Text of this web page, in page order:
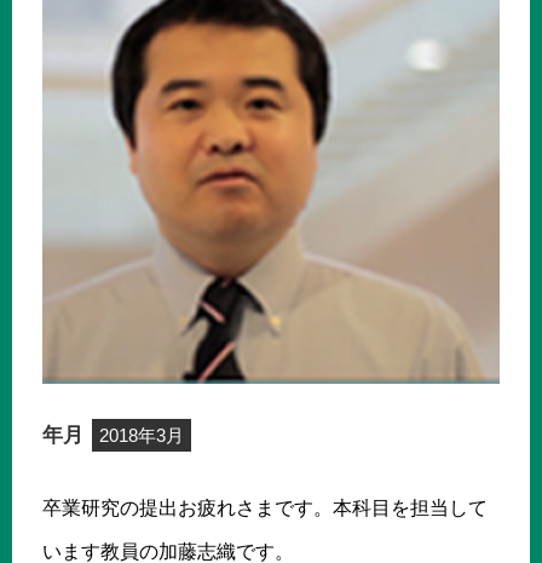
年月 2018年3月
卒業研究の提出お疲れさまです。本科目を担当して
います教員の加藤志織です。